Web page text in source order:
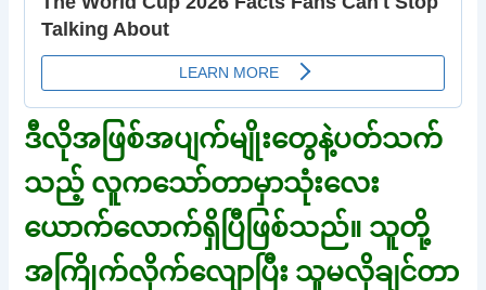
ဒီလိုအဖြစ်အပျက်မျိုးတွေနဲ့ပတ်သက်
သည့် လူကသော်တာမှာသုံးလေး
ယောက်လောက်ရှိပြီဖြစ်သည်။ သူတို့
အကြိုက်လိုက်လျောပြီး သူမလိုချင်တာ